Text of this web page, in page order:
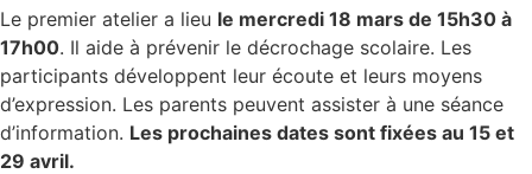
Le premier atelier a lieu le mercredi 18 mars de 15h30 à
17h00. Il aide à prévenir le décrochage scolaire. Les
participants développent leur écoute et leurs moyens
d’expression. Les parents peuvent assister à une séance
d’information. Les prochaines dates sont fixées au 15 et
29 avril.